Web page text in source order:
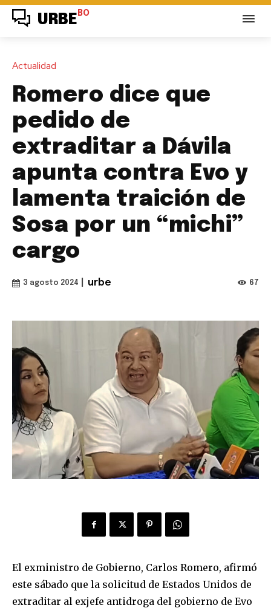
URBE BO
Actualidad
Romero dice que
pedido de
extraditar a Dávila
apunta contra Evo y
lamenta traición de
Sosa por un “michi”
cargo
3 agosto 2024 urbe 67
El exministro de Gobierno, Carlos Romero, afirmó
este sábado que la solicitud de Estados Unidos de
extraditar al exjefe antidroga del gobierno de Evo